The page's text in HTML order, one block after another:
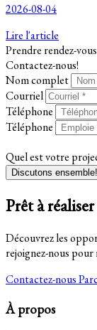
2026-08-04
Lire l'article
Prendre rendez-
Contactez-nous!
Nom complet
Courriel
Téléphone
Téléphone
Quel est votre
Discutons ensemble!
Prêt à
Découvrez les
rejoignez-nous pour
Contactez-nous
À propos